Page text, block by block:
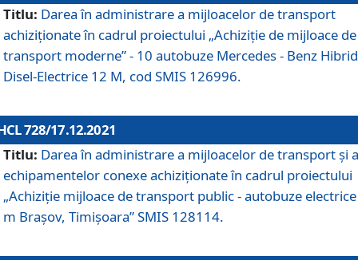
Titlu: Darea în administrare a mijloacelor de transport
achiziționate în cadrul proiectului „Achiziţie de mijloace de
transport moderne” - 10 autobuze Mercedes - Benz Hibrid
Disel-Electrice 12 M, cod SMIS 126996.
728/17.12.2021
Titlu: Darea în administrare a mijloacelor de transport și a
echipamentelor conexe achiziționate în cadrul proiectului
„Achiziție mijloace de transport public - autobuze
m Brașov, Timișoara” SMIS 128114.